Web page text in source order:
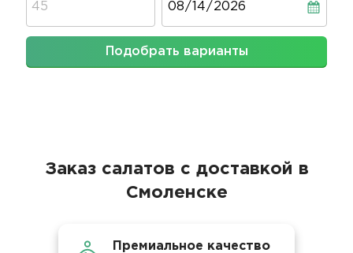
Подобрать варианты
Заказ салатов с доставкой в
Смоленске
Премиальное качество